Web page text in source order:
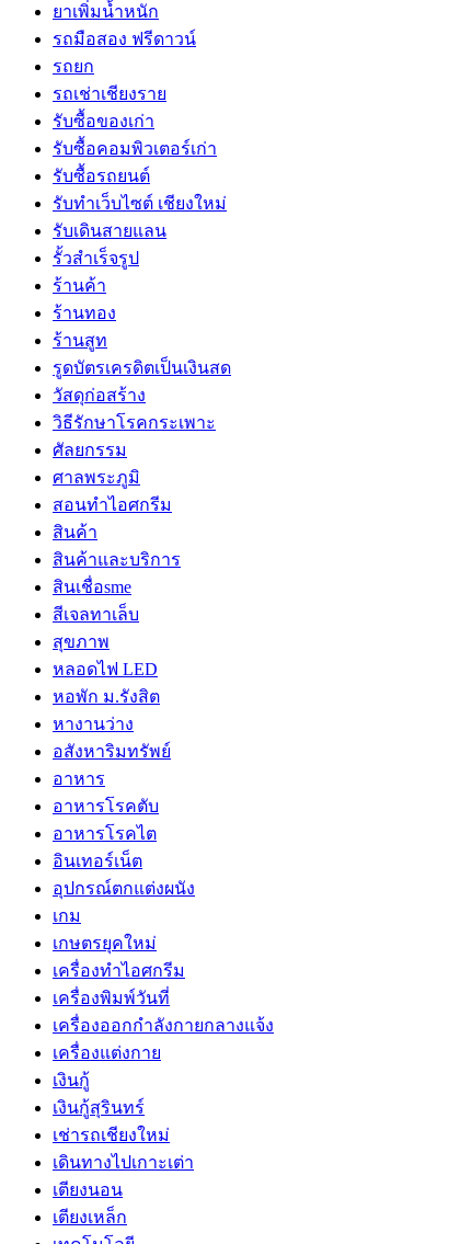
ยาเพิ่มน้ำหนัก
รถมือสอง ฟรีดาวน์
รถยก
รถเช่าเชียงราย
รับซื้อของเก่า
รับซื้อคอมพิวเตอร์เก่า
รับซื้อรถยนต์
รับทำเว็บไซต์ เชียงใหม่
รับเดินสายแลน
รั้วสำเร็จรูป
ร้านค้า
ร้านทอง
ร้านสูท
รูดบัตรเครดิตเป็นเงินสด
วัสดุก่อสร้าง
วิธีรักษาโรคกระเพาะ
ศัลยกรรม
ศาลพระภูมิ
สอนทำไอศกรีม
สินค้า
สินค้าและบริการ
สินเชื่อsme
สีเจลทาเล็บ
สุขภาพ
หลอดไฟ LED
หอพัก ม.รังสิต
หางานว่าง
อสังหาริมทรัพย์
อาหาร
อาหารโรคตับ
อาหารโรคไต
อินเทอร์เน็ต
อุปกรณ์ตกแต่งผนัง
เกม
เกษตรยุคใหม่
เครื่องทำไอศกรีม
เครื่องพิมพ์วันที่
เครื่องออกกำลังกายกลางแจ้ง
เครื่องแต่งกาย
เงินกู้
เงินกู้สุรินทร์
เช่ารถเชียงใหม่
เดินทางไปเกาะเต่า
เตียงนอน
เตียงเหล็ก